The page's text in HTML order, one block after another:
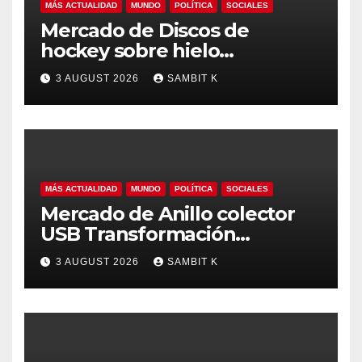
MÁS ACTUALIDAD MUNDO POLÍTICA SOCIALES
Mercado de Discos de
hockey sobre hielo
Tendencias Regionales,
Tamaño del Mercado y
Oportunidades hasta 2035
3 AUGUST 2026 SAMBIT K
MÁS ACTUALIDAD MUNDO POLÍTICA SOCIALES
Mercado de Anillo colector
USB Transformación
Industrial, Automatización y
Crecimiento Global hasta
2035
3 AUGUST 2026 SAMBIT K